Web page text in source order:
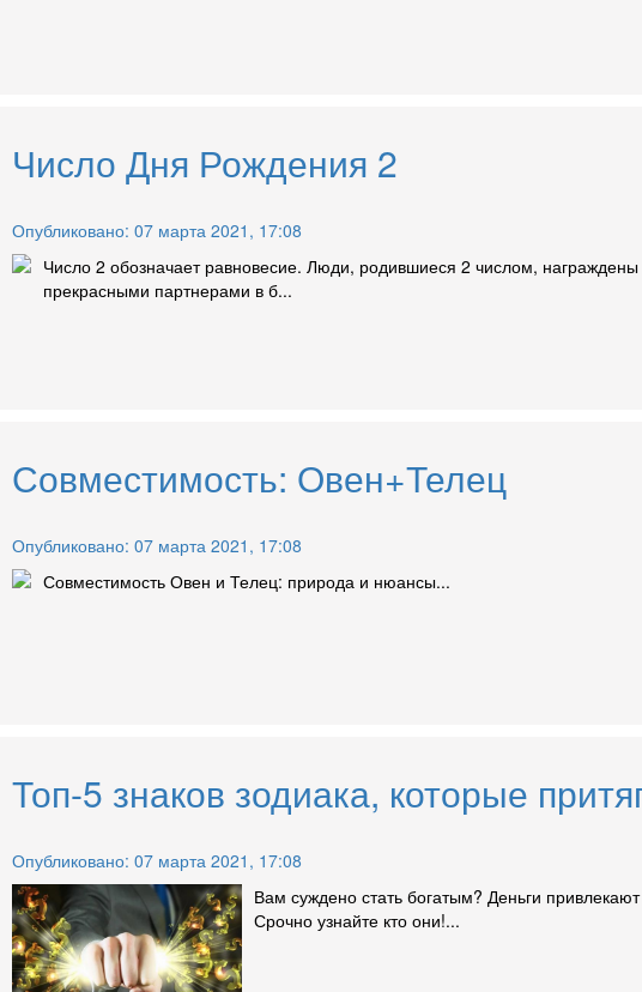
Число Дня Рождения 2
Опубликовано: 07 марта 2021, 17:08
Число 2 обозначает равновесие. Люди, родившиеся 2 числом,
прекрасными партнерами в б...
Совместимость: Овен+Телец
Опубликовано: 07 марта 2021, 17:08
Совместимость Овен и Телец: природа и нюансы...
Топ-5 знаков зодиака, которые
Опубликовано: 07 марта 2021, 17:08
Вам суждено стать богатым? Деньги
Срочно узнайте кто они!...